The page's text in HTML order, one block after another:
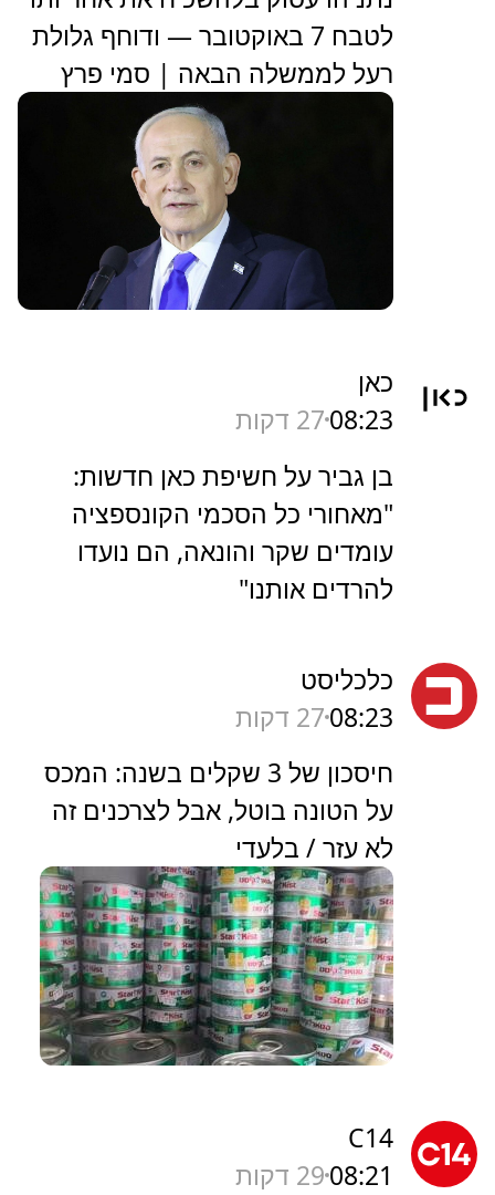
לטבח 7 באוקטובר — ודוחף גלולת
רעל לממשלה הבאה | סמי פרץ
כאן
08:2327 דקות
בן גביר על חשיפת כאן חדשות:
"מאחורי כל הסכמי הקונספציה
עומדים שקר והונאה, הם נועדו
להרדים אותנו"
כלכליסט
08:2327 דקות
חיסכון של 3 שקלים בשנה: המכס
על הטונה בוטל, אבל לצרכנים זה
לא עזר / בלעדי
C14
08:2129 דקות